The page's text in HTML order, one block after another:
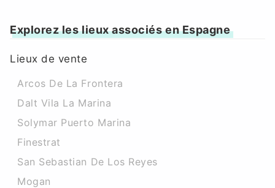
Explorez les lieux associés en Espagne
Lieux de vente
Arcos De La Frontera
Dalt Vila La Marina
Solymar Puerto Marina
Finestrat
San Sebastian De Los Reyes
Mogan